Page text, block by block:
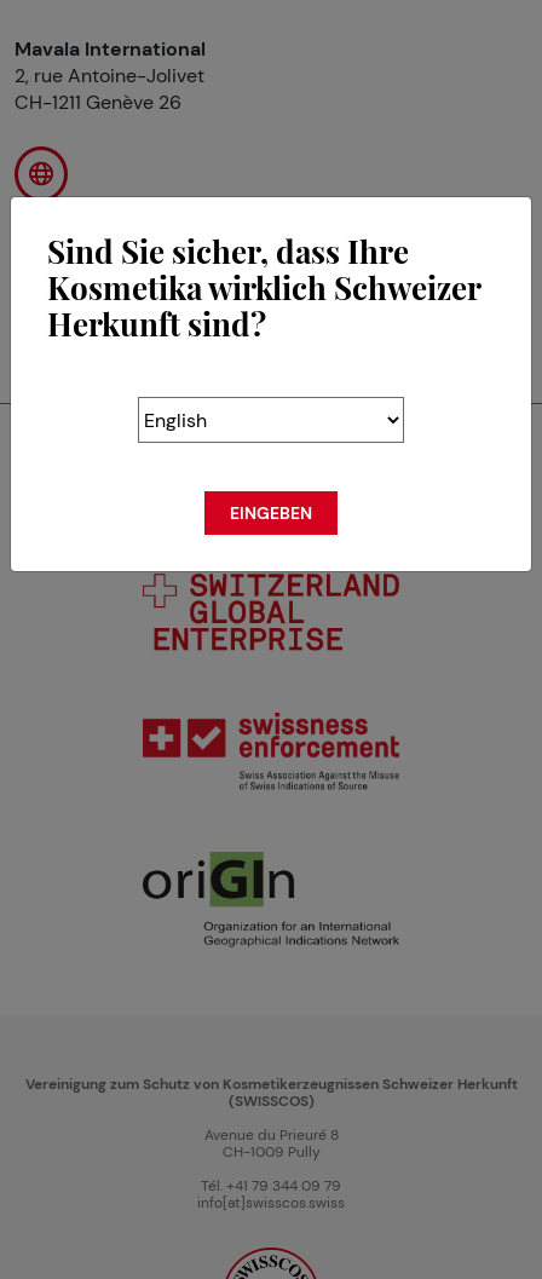
Mavala International
2, rue Antoine-Jolivet
CH-1211 Genève 26
RETOUR
Swisscos ist Mitglied von
Vereinigung zum Schutz von Kosmetikerzeugnissen Schweizer Herkunft
(SWISSCOS)
Avenue du Prieuré 8
CH-1009 Pully
Tél. +41 79 344 09 79
info[at]swisscos.swiss
Sind Sie sicher, dass Ihre
Kosmetika wirklich Schweizer
Herkunft sind?
EINGEBEN